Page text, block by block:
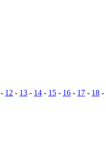
- 12 - 13 - 14 - 15 - 16 - 17 - 18 -